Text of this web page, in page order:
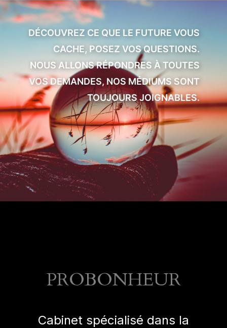
DÉCOUVREZ CE QUE LE FUTURE VOUS
CACHE, POSEZ VOS QUESTIONS.
NOUS ALLONS RÉPONDRES À TOUTES
VOS DEMANDES, NOS MÉDIUMS SONT
TOUJOURS JOIGNABLES.
PROBONHEUR
Cabinet spécialisé dans la